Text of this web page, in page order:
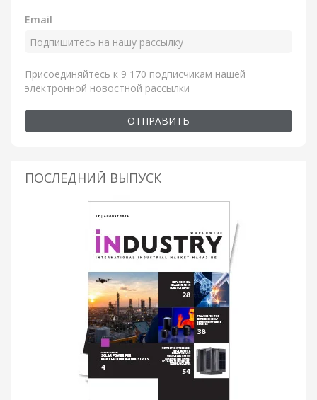
Email
Присоединяйтесь к 9 170 подписчикам нашей
электронной новостной рассылки
ОТПРАВИТЬ
ПОСЛЕДНИЙ ВЫПУСК